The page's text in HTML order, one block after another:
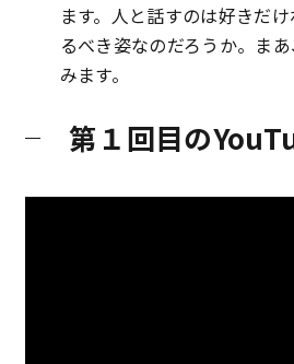
ます。人と話すのは好きだ
るべき姿なのだろうか。ま
みます。
第１回目の